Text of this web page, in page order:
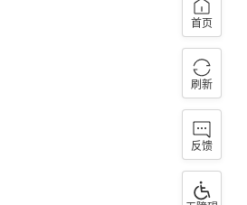
首页
刷新
反馈